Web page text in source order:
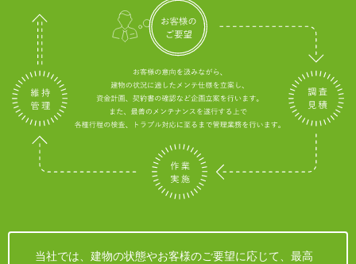
当社では、建物の状態やお客様のご要望に応じて、最高